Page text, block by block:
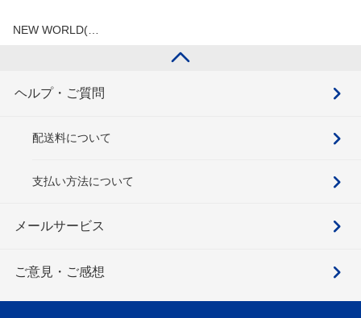
NEW WORLD(…
ヘルプ・ご質問
配送料について
支払い方法について
メールサービス
ご意見・ご感想